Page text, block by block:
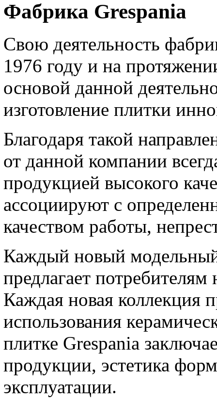
Фабрика Grespania
Свою деятельность
1976 году и на
основой данной
изготовление плитки
Благодаря такой
от данной компании
продукцией высокого
ассоциируют с
качеством работы,
Каждый новый
предлагает потребителям
Каждая новая коллекция
использования
плитке Grespania
продукции, эстетика
эксплуатации.